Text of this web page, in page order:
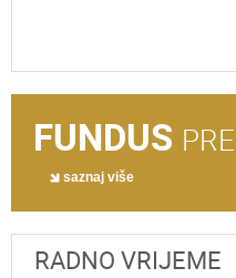
FUNDUS
saznaj više
RADNO VRIJEME